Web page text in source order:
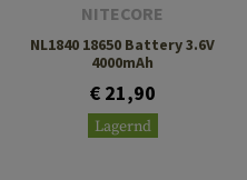
NITECORE
NL1840 18650 Battery 3.6V
4000mAh
€ 21,90
Lagernd